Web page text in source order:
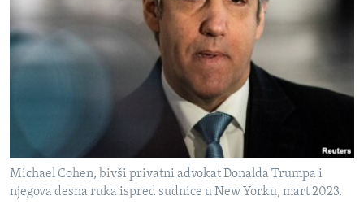
Michael Cohen, bivši privatni advokat Donalda Trumpa i
njegova desna ruka ispred sudnice u New Yorku, mart 2023.